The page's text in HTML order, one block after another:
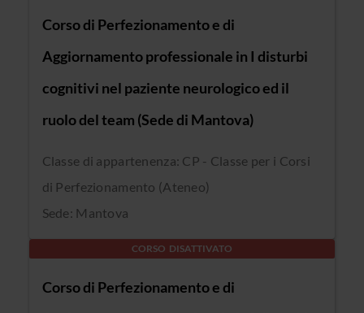
Corso di Perfezionamento e di
Aggiornamento professionale in I disturbi
cognitivi nel paziente neurologico ed il
ruolo del team (Sede di Mantova)
Classe di appartenenza: CP - Classe per i Corsi
di Perfezionamento (Ateneo)
Sede: Mantova
CORSO DISATTIVATO
Corso di Perfezionamento e di